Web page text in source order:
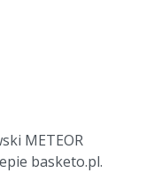
METEOR
basketo.pl.